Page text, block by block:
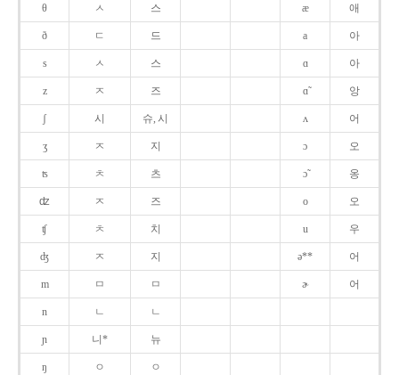
θ ㅅ 스 æ 애
ð ㄷ 드 a 아
s ㅅ 스 ɑ 아
z ㅈ 즈 ɑ̃ 앙
ʃ 시 슈, 시 ʌ 어
ʒ ㅈ 지 ɔ 오
ʦ ㅊ 츠 ɔ̃ 옹
ʣ ㅈ 즈 o 오
ʧ ㅊ 치 u 우
ʤ ㅈ 지 ə** 어
m ㅁ ㅁ ɚ 어
n ㄴ ㄴ
ɲ 니* 뉴
ŋ ㅇ ㅇ